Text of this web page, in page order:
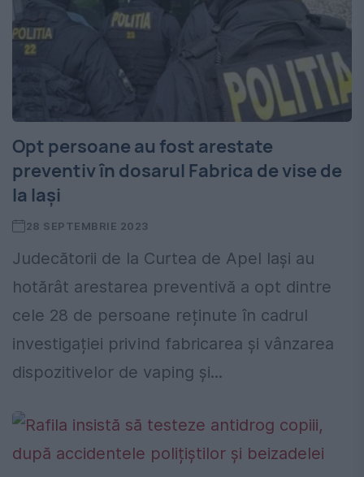
Opt persoane au fost arestate
preventiv în dosarul Fabrica de vise de
la Iași
28 SEPTEMBRIE 2023
Judecătorii de la Curtea de Apel Iași au
hotărât arestarea preventivă a opt dintre
cele 28 de persoane reținute în cadrul
investigației privind fabricarea și vânzarea
dispozitivelor de vaping și...